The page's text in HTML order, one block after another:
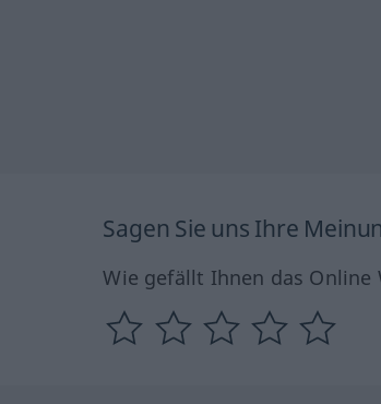
Sagen Sie uns Ihre
Wie gefällt Ihnen das Online